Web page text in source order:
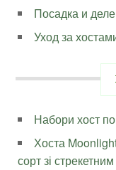
Посадка и
Уход за
Набори хост по
Хоста
сорт зі